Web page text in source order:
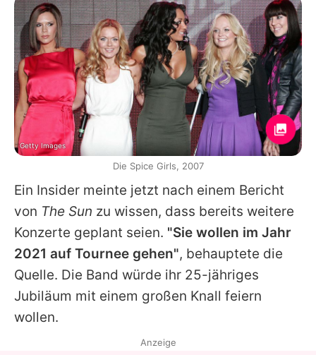
Ein Insider meinte jetzt nach einem Bericht
von The Sun zu wissen, dass bereits weitere
Konzerte geplant seien. "Sie wollen im Jahr
2021 auf Tournee gehen", behauptete die
Quelle. Die Band würde ihr 25-jähriges
Jubiläum mit einem großen Knall feiern
wollen.
Getty Images
Die Spice Girls, 2007
Anzeige